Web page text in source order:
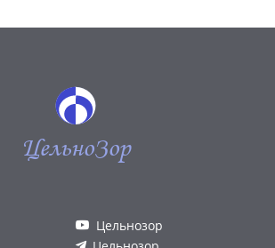
ЦельноЗор
Цельнозор